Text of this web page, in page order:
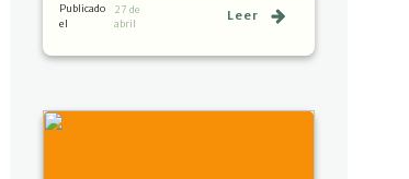
Publicado
el
27 de
abril
Leer